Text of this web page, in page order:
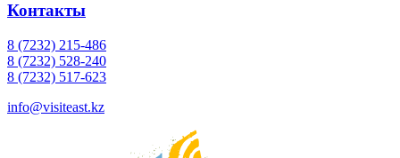
Контакты
8 (7232) 215-486
8 (7232) 528-240
8 (7232) 517-623
info@visiteast.kz